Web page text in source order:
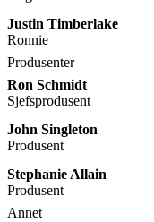
Justin Timberlake
Ronnie
Produsenter
Ron Schmidt
Sjefsprodusent
John Singleton
Produsent
Stephanie Allain
Produsent
Annet